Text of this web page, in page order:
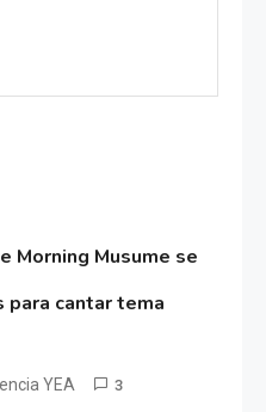
Morning Musume se
para cantar tema
YEA 3